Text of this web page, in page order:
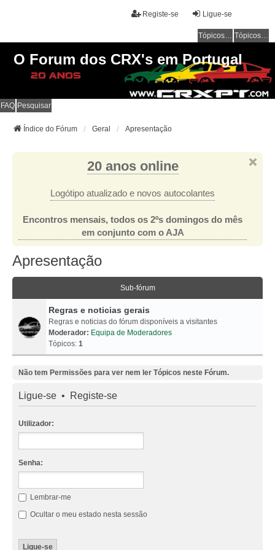
Ligue-se
Registe-se
Tópicos sem resposta Tópicos ativos
O Forum dos CRX's em Portugal
FAQ Pesquisar
Índice do Fórum Geral Apresentação
20 anos online
Logótipo atualizado e novos autocolantes
Encontros mensais, todos os 2ºs domingos do mês
em conjunto com o AJA
Apresentação
Sub-fórum
Regras e noticias gerais
Regras e noticias do fórum disponíveis a visitantes
Moderador: Equipa de Moderadores
Tópicos: 1
Não tem Permissões para ver nem ler Tópicos neste Fórum.
Ligue-se • Registe-se
Utilizador:
Senha:
Lembrar-me
Ocultar o meu estado nesta sessão